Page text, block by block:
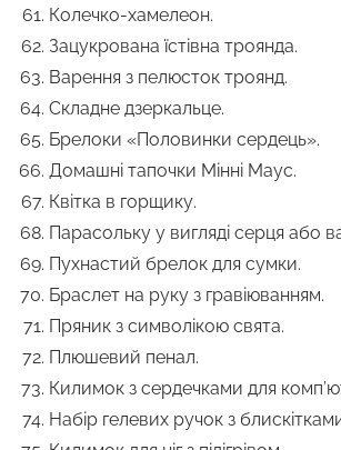
Колечко-хамелеон.
Зацукрована їстівна троянда.
Варення з пелюсток троянд.
Складне дзеркальце.
Брелоки «Половинки сердець».
Домашні тапочки Мінні Маус.
Квітка в горщику.
Парасольку у вигляді серця або
Пухнастий брелок для сумки.
Браслет на руку з гравіюванням.
Пряник з символікою свята.
Плюшевий пенал.
Килимок з сердечками для
Набір гелевих ручок з